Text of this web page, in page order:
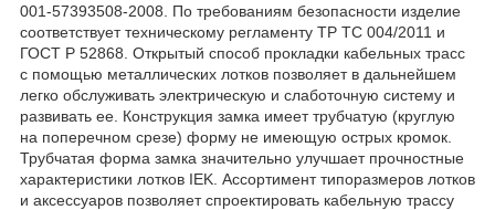
001-57393508-2008. По требованиям безопасности изделие
соответствует техническому регламенту ТР ТС 004/2011 и
ГОСТ Р 52868. Открытый способ прокладки кабельных трасс
с помощью металлических лотков позволяет в дальнейшем
легко обслуживать электрическую и слаботочную систему и
развивать ее. Конструкция замка имеет трубчатую (круглую
на поперечном срезе) форму не имеющую острых кромок.
Трубчатая форма замка значительно улучшает прочностные
характеристики лотков IEK. Ассортимент типоразмеров лотков
и аксессуаров позволяет спроектировать кабельную трассу